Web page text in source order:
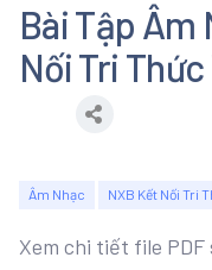
Bài Tập Âm
Nối Tri
Âm Nhạc NXB Kết Nối Tri
Xem chi tiết file PDF